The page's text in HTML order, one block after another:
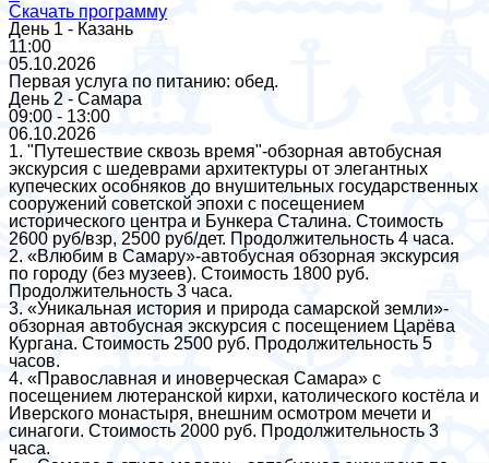
Скачать программу
День 1 - Казань
11:00
05.10.2026
Первая услуга по питанию: обед.
День 2 - Самара
09:00 - 13:00
06.10.2026
1. "Путешествие сквозь время"-обзорная автобусная
экскурсия с шедеврами архитектуры от элегантных
купеческих особняков до внушительных государственных
сооружений советской эпохи с посещением
исторического центра и Бункера Сталина. Стоимость
2600 руб/взр, 2500 руб/дет. Продолжительность 4 часа.
2. «Влюбим в Самару»-автобусная обзорная экскурсия
по городу (без музеев). Стоимость 1800 руб.
Продолжительность 3 часа.
3. «Уникальная история и природа самарской земли»-
обзорная автобусная экскурсия с посещением Царёва
Кургана. Стоимость 2500 руб. Продолжительность 5
часов.
4. «Православная и иноверческая Самара» с
посещением лютеранской кирхи, католического костёла и
Иверского монастыря, внешним осмотром мечети и
синагоги. Стоимость 2000 руб. Продолжительность 3
часа.